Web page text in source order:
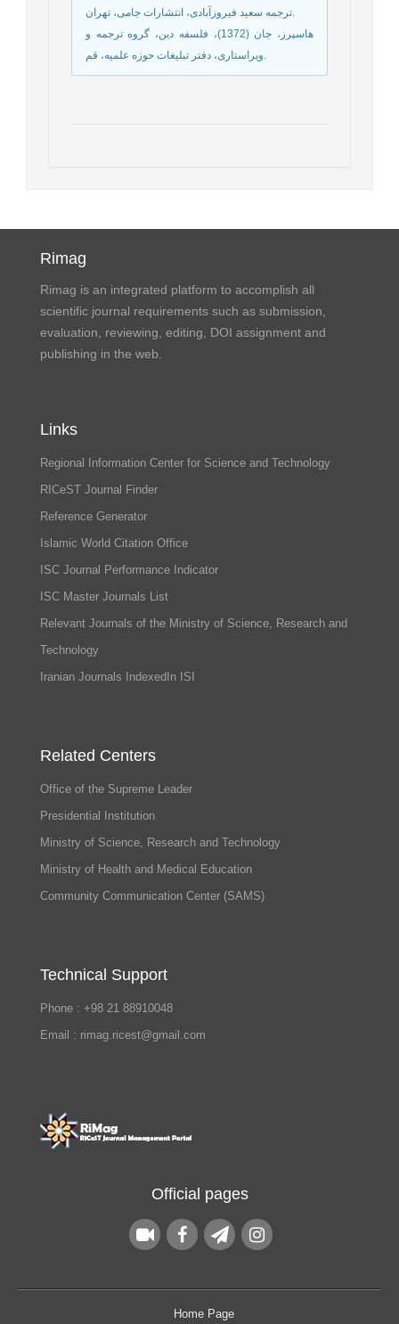
ترجمه سعید فیروزآبادی، انتشارات جامی، تهران.
هاسپرز، جان (1372)، فلسفه دین، گروه ترجمه و
ویراستاری، دفتر تبلیغات حوزه علمیه، قم.
Rimag
Rimag is an integrated platform to accomplish all
scientific journal requirements such as submission,
evaluation, reviewing, editing, DOI assignment and
publishing in the web.
Links
Regional Information Center for Science and Technology
RICeST Journal Finder
Reference Generator
Islamic World Citation Office
ISC Journal Performance Indicator
ISC Master Journals List
Relevant Journals of the Ministry of Science, Research and
Technology
Iranian Journals IndexedIn ISI
Related Centers
Office of the Supreme Leader
Presidential Institution
Ministry of Science, Research and Technology
Ministry of Health and Medical Education
Community Communication Center (SAMS)
Technical Support
Phone : +98 21 88910048
Email : rimag.ricest@gmail.com
Official pages
Home Page